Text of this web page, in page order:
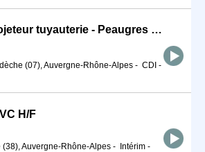
Dessinateur projeteur tuyauterie - Peaugres (H/F)
(07), Auvergne-Rhône-Alpes - CDI -
H/F
Auvergne-Rhône-Alpes - Intérim -